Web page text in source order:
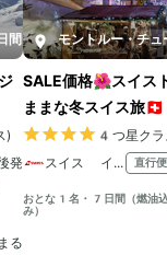
)
発
る
モントルー・チュ
SALE価格🌺スイス
ままな冬スイス旅
4つ星クラ
スイス インターナショナル エアラインズ
直行便
おとな1名・7日間（燃油
み）